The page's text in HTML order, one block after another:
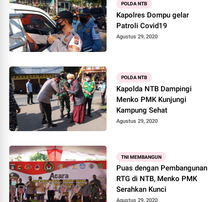
POLDA NTB
Kapolres Dompu gelar
Patroli Covid19
Agustus 29, 2020
POLDA NTB
Kapolda NTB Dampingi
Menko PMK Kunjungi
Kampung Sehat
Agustus 29, 2020
TNI MEMBANGUN
Puas dengan Pembangunan
RTG di NTB, Menko PMK
Serahkan Kunci
Agustus 29, 2020